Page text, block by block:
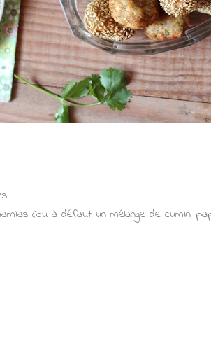
(ou à défaut un mélange de cumin,